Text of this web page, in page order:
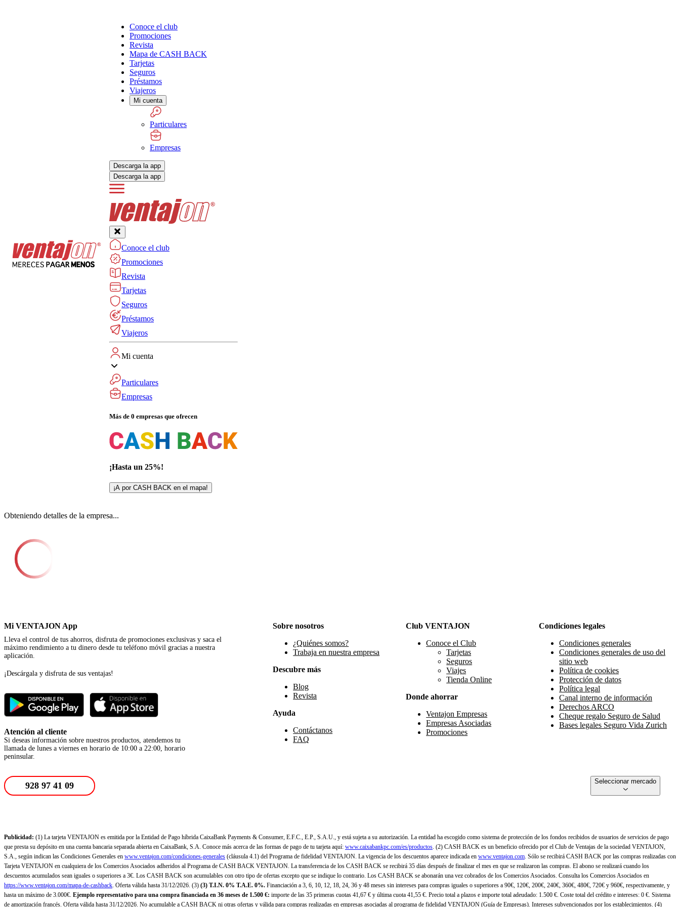
Conoce el club
Promociones
Revista
Mapa de CASH BACK
Tarjetas
Seguros
Préstamos
Viajeros
Mi cuenta
Particulares
Empresas
Descarga la app
Descarga la app
Conoce el club
Promociones
Revista
Tarjetas
Seguros
Préstamos
Viajeros
Mi cuenta
Particulares
Empresas
Más de 0 empresas que ofrecen
¡Hasta un 25%!
¡A por CASH BACK en el mapa!
Obteniendo detalles de la empresa...
Mi VENTAJON App
Lleva el control de tus ahorros, disfruta de promociones exclusivas y saca el
máximo rendimiento a tu dinero desde tu teléfono móvil gracias a nuestra
aplicación.
¡Descárgala y disfruta de sus ventajas!
Atención al cliente
Si deseas información sobre nuestros productos, atendemos tu
llamada de lunes a viernes en horario de 10:00 a 22:00, horario
peninsular.
Sobre nosotros
¿Quiénes somos?
Trabaja en nuestra empresa
Descubre más
Blog
Revista
Ayuda
Contáctanos
FAQ
Club VENTAJON
Conoce el Club
Tarjetas
Seguros
Viajes
Tienda Online
Donde ahorrar
Ventajon Empresas
Empresas Asociadas
Promociones
Condiciones legales
Condiciones generales
Condiciones generales de uso del
sitio web
Política de cookies
Protección de datos
Política legal
Canal interno de información
Derechos ARCO
Cheque regalo Seguro de Salud
Bases legales Seguro Vida Zurich
928 97 41 09 Seleccionar mercado
Publicidad: (1) La tarjeta VENTAJON es emitida por la Entidad de Pago híbrida CaixaBank Payments & Consumer, E.F.C., E.P., S.A.U., y está sujeta a su autorización. La entidad ha escogido como sistema de protección de los fondos recibidos de usuarios de servicios de pago
que presta su depósito en una cuenta bancaria separada abierta en CaixaBank, S.A. Conoce más acerca de las formas de pago de tu tarjeta aquí: www.caixabankpc.com/es/productos. (2) CASH BACK es un beneficio ofrecido por el Club de Ventajas de la sociedad VENTAJON,
S.A., según indican las Condiciones Generales en www.ventajon.com/condiciones-generales (cláusula 4.1) del Programa de fidelidad VENTAJON. La vigencia de los descuentos aparece indicada en www.ventajon.com. Sólo se recibirá CASH BACK por las compras realizadas con
Tarjeta VENTAJON en cualquiera de los Comercios Asociados adheridos al Programa de CASH BACK VENTAJON. La transferencia de los CASH BACK se recibirá 35 días después de finalizar el mes en que se realizaron las compras. El abono se realizará cuando los
descuentos acumulados sean iguales o superiores a 3€. Los CASH BACK son acumulables con otro tipo de ofertas excepto que se indique lo contrario. Los CASH BACK se abonarán una vez cobrados de los Comercios Asociados. Consulta los Comercios Asociados en
https://www.ventajon.com/mapa-de-cashback. Oferta válida hasta 31/12/2026. (3) (3) T.I.N. 0% T.A.E. 0%. Financiación a 3, 6, 10, 12, 18, 24, 36 y 48 meses sin intereses para compras iguales o superiores a 90€, 120€, 200€, 240€, 360€, 480€, 720€ y 960€, respectivamente, y
hasta un máximo de 3.000€. Ejemplo representativo para una compra financiada en 36 meses de 1.500 €: importe de las 35 primeras cuotas 41,67 € y última cuota 41,55 €. Precio total a plazos e importe total adeudado: 1.500 €. Coste total del crédito e intereses: 0 €. Sistema
de amortización francés. Oferta válida hasta 31/12/2026. No acumulable a CASH BACK ni otras ofertas y válida para compras realizadas en empresas asociadas al programa de fidelidad VENTAJON (Guía de Empresas). Intereses subvencionados por los establecimientos. (4)